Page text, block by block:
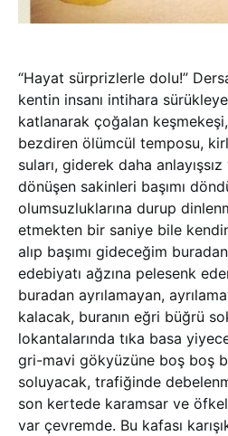
“Hayat sürprizlerle dolu!”
kentin insanı intihara
katlanarak çoğalan
bezdiren ölümcül temposu,
suları, giderek daha
dönüşen sakinleri başımı
olumsuzluklarına durup
etmekten bir saniye bile
alıp başımı gideceğim
edebiyatı ağzına pelesenk
buradan ayrılamayan,
kalacak, buranın eğri büğrü
lokantalarında tıka basa
gri-mavi gökyüzüne boş boş
soluyacak, trafiğinde
son kertede karamsar ve
var çevremde. Bu kafası